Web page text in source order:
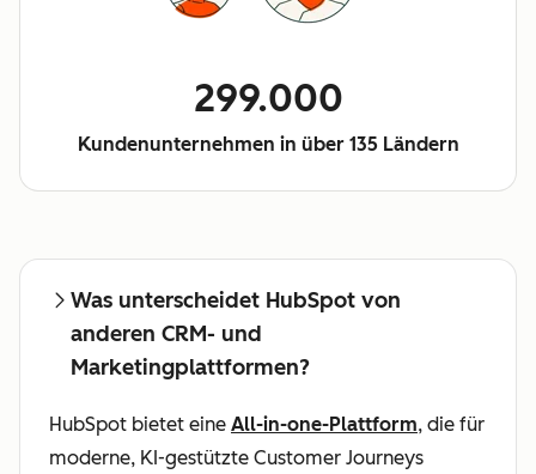
299.000
Kundenunternehmen in über 135 Ländern
Was unterscheidet HubSpot von
anderen CRM- und
Marketingplattformen?
HubSpot bietet eine All-in-one-Plattform, die für
moderne, KI-gestützte Customer Journeys